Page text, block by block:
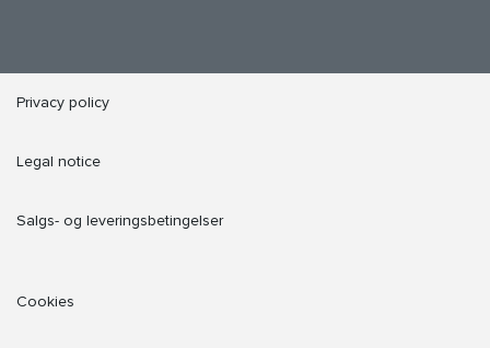
Privacy policy
Legal notice
Salgs- og leveringsbetingelser
Cookies